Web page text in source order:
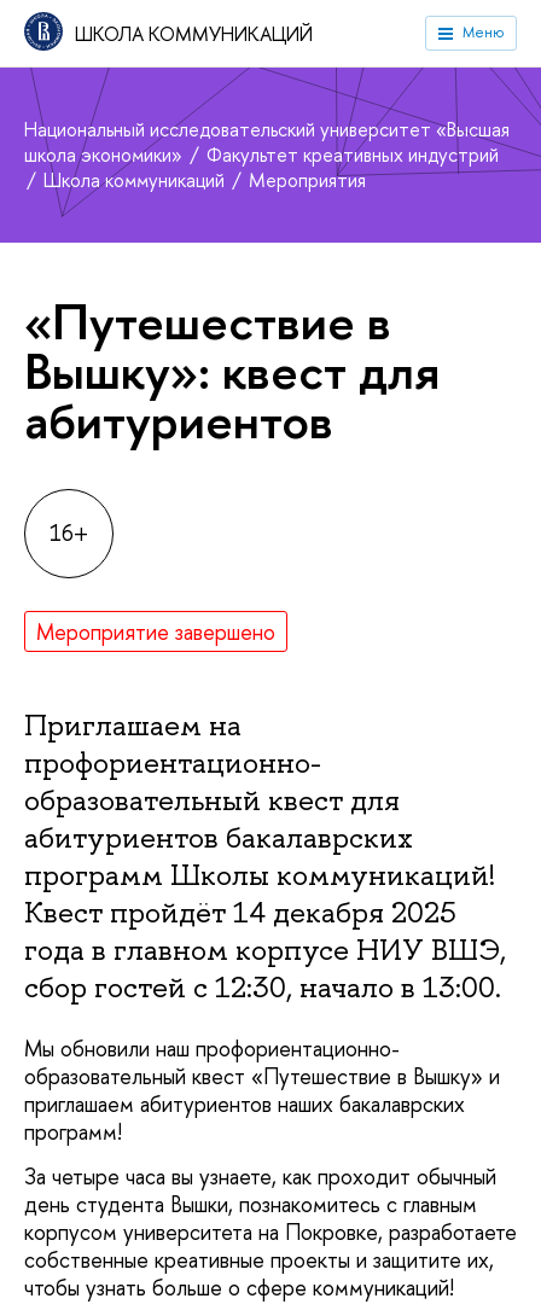
ШКОЛА КОММУНИКАЦИЙ Меню
Национальный исследовательский университет «Высшая
школа экономики»
Факультет креативных индустрий
Школа коммуникаций
Мероприятия
«Путешествие
ышку»: квест для
абитуриенто
16+
Мероприятие завершено
Приглашаем на
профориентационно-
образовательный квест для
абитуриентов бакалаврских
программ Школы коммуникаций!
Квест пройдёт 14 декабря 2025
ода в главном корпусе НИУ ВШЭ,
сбор гостей с 12:30, начало в 13:00.
Мы обновили наш профориентационно-
образовательный квест «Путешествие в Вышку» и
приглашаем абитуриентов наших бакалаврских
программ!
За четыре часа вы узнаете, как проходит обычный
день студента Вышки, познакомитесь с главным
корпусом университета на Покровке, разработаете
собственные креативные проекты и защитите их,
чтобы узнать больше о сфере коммуникаций!